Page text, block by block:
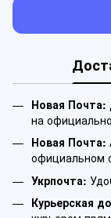
Новая Почта:
на
Новая Почта:
официальном
Укрпочта:
Курьерская